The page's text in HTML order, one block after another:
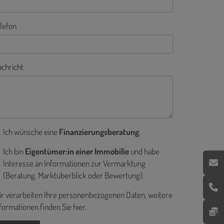
Ich wünsche eine Finanzierungsberatung.
Ich binEigentümer:in einer Immobilieund habe
Interesse an Informationen zur Vermarktung
(Beratung, Marktüberblick oder Bewertung).
verarbeiten Ihre personenbezogenen Daten, weitere
finden Sie hier.